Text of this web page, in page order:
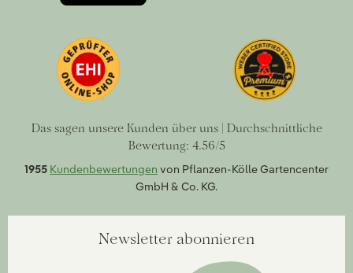
Das sagen unsere Kunden über uns | Durchschnittliche
Bewertung: 4.56/5
1955 Kundenbewertungen von Pflanzen-Kölle Gartencenter
GmbH & Co. KG.
Newsletter abonnieren